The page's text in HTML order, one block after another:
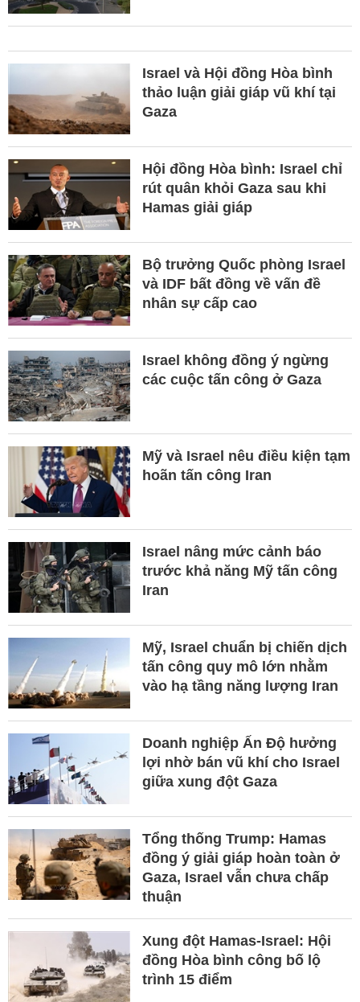
Israel và Hội đồng Hòa bình
thảo luận giải giáp vũ khí tại
Gaza
Hội đồng Hòa bình: Israel chỉ
rút quân khỏi Gaza sau khi
Hamas giải giáp
Bộ trưởng Quốc phòng Israel
và IDF bất đồng về vấn đề
nhân sự cấp cao
Israel không đồng ý ngừng
các cuộc tấn công ở Gaza
Mỹ và Israel nêu điều kiện tạm
hoãn tấn công Iran
Israel nâng mức cảnh báo
trước khả năng Mỹ tấn công
Iran
Mỹ, Israel chuẩn bị chiến dịch
tấn công quy mô lớn nhằm
vào hạ tầng năng lượng Iran
Doanh nghiệp Ấn Độ hưởng
lợi nhờ bán vũ khí cho Israel
giữa xung đột Gaza
Tổng thống Trump: Hamas
đồng ý giải giáp hoàn toàn ở
Gaza, Israel vẫn chưa chấp
thuận
Xung đột Hamas-Israel: Hội
đồng Hòa bình công bố lộ
trình 15 điểm